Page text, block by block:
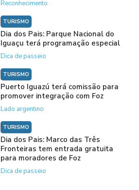
Reconhecimento
TURISMO
Dia dos Pais: Parque Nacional do
Iguaçu terá programação especial
Dica de passeio
TURISMO
Puerto Iguazú terá comissão para
promover integração com Foz
Lado argentino
TURISMO
Dia dos Pais: Marco das Três
Fronteiras tem entrada gratuita
para moradores de Foz
Dica de passeio